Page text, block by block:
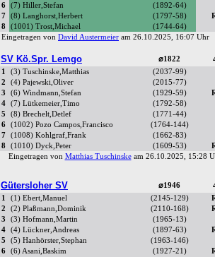
6
(7) Hiller,Stefan
(1892-64)
7
(8) Langhorst,Herbert (1797-58)
8
(1001) Trost,Michael
(1744-64)
Eingetragen von David Austermeier am 26.10.2025, 16:07 Uhr
SV Kö.Spr. Lemgo ⌀1822
1 (3) Tuschinske,Matthias
(2037-99)
2
(4) Pajewski,Oliver
(2015-77)
3
(6) Windmann,Stefan (1929-59)
4
(7) Lütkemeier,Timo
(1792-58)
5
(8) Brechelt,Detlef
(1771-44)
6
(1002) Pozo Campos,Francisco
(1764-144)
7
(1008) Kohlgraf,Frank
(1662-83)
8
(1010) Dyck,Peter (1609-53)
Eingetragen von Matthias Tuschinskeam 26.10.2025, 15:28
Gütersloher SV ⌀1946
1 (1) Ebert,Manuel (2145-129)
2
(2) Plaßmann,Dominik (2110-168)
3
(3) Hofmann,Martin
(1965-13)
4
(4) Lückner,Andreas (1897-63)
5
(5) Hanhörster,Stephan
(1963-146)
6
(6) Asani,Baskim (1927-21)